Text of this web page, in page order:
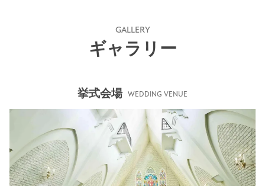
GALLERY
ギャラリー
挙式会場 WEDDING VENUE